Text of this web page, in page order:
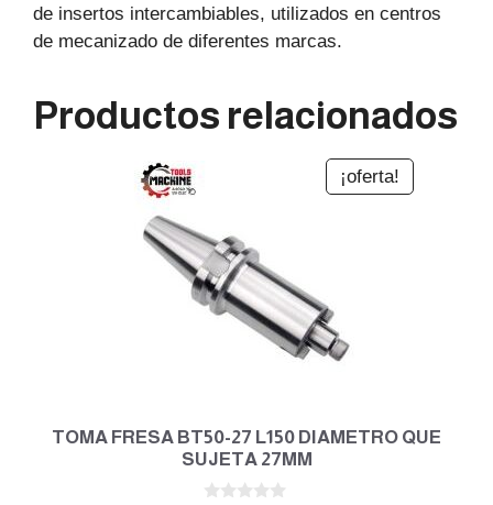
de insertos intercambiables, utilizados en centros
de mecanizado de diferentes marcas.
Productos relacionados
¡oferta!
TOMA FRESA BT50-27 L150 DIAMETRO QUE
SUJETA 27MM